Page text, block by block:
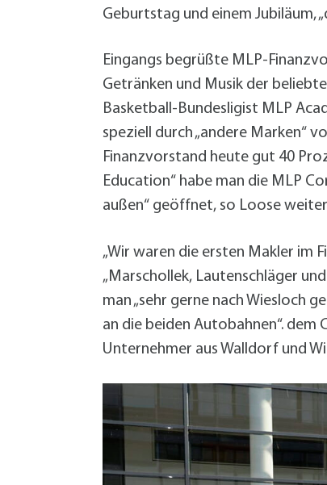
Geburtstag und einem Jubiläum,
Eingangs begrüßte MLP-
Getränken und Musik der
Basketball-Bundesligist MLP
speziell durch „andere Marken“
Finanzvorstand heute gut 40
Education“ habe man die MLP
außen“ geöffnet, so Loose
„Wir waren die ersten Makler im
„Marschollek, Lautenschläger
man „sehr gerne nach Wiesloch
an die beiden Autobahnen“.
Unternehmer aus Walldorf und